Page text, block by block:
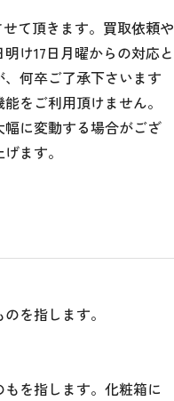
て頂きます。買取依頼や
け17日月曜からの対応と
何卒ご了承下さいます
をご利用頂けません。
に変動する場合がござ
ます。
を指します。
を指します。化粧箱に